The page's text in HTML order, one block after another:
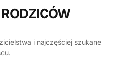
i najczęściej szukane